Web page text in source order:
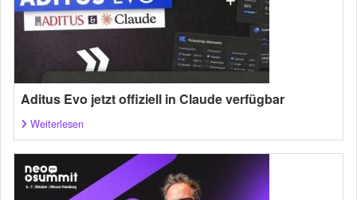
Aditus Evo jetzt offiziell in Claude verfügbar
Weiterlesen